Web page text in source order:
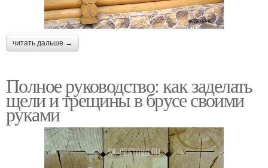
читать дальше →
Полное руководство: как заделать
щели и трещины в брусе своими
руками